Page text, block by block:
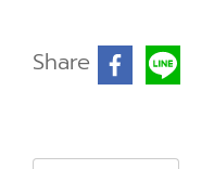
Share